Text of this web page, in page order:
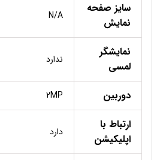
سایز صفحه
نمایش
N/A
نمایشگر
لمسی
ندارد
دوربین 2MP
ارتباط با
اپلیکیشن
دارد